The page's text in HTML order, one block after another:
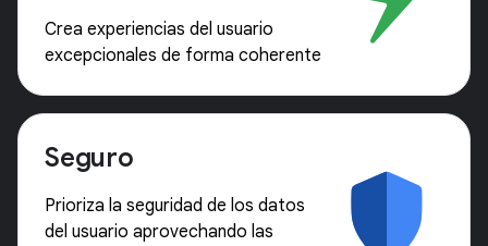
Crea experiencias del usuario
excepcionales de forma coherente
Seguro
Prioriza la seguridad de los datos
del usuario aprovechando las